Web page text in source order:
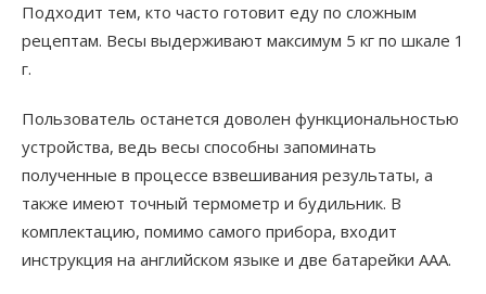
Подходит тем, кто часто готовит еду по сложным
рецептам. Весы выдерживают максимум 5 кг по шкале 1
г.
Пользователь останется доволен функциональностью
устройства, ведь весы способны запоминать
полученные в процессе взвешивания результаты, а
также имеют точный термометр и будильник. В
комплектацию, помимо самого прибора, входит
инструкция на английском языке и две батарейки AAA.